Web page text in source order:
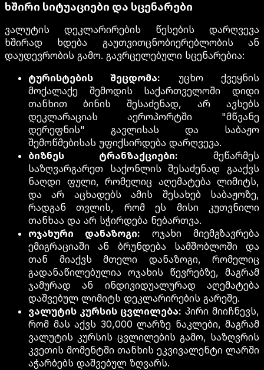
ხშირი სიტუაციები და სცენარები
ვალუტის დეკლარირების წესების დარღვევა
ხშირად ხდება გაუთვითცნობიერებლობის ან
დაუდევრობის გამო. გავრცელებული სცენარებია:
ტურისტების შეცდომა: უცხო ქვეყნის
მოქალაქე შემოდის საქართველოში დიდი
თანხით ბინის შესაძენად, არ ავსებს
დეკლარაციას აეროპორტში "მწვანე
დერეფნის" გავლისას და საბაჟო
შემოწმებისას უფიქსირდება დარღვევა.
ბიზნეს ტრანზაქციები: მეწარმეს
საზღვარგარეთ საქონლის შესაძენად გააქვს
ნაღდი ფული, რომელიც აღემატება ლიმიტს,
და არ აცხადებს ამის შესახებ საბაჟოზე,
რადგან თვლის, რომ ეს მისი კუთვნილი
თანხაა და არ სჭირდება ნებართვა.
ოჯახური დანაზოგი: ოჯახი მიემგზავრება
ემიგრაციაში ან ბრუნდება სამშობლოში და
თან მიაქვს მთელი დანაზოგი, რომელიც
გადანაწილებულია ოჯახის წევრებზე, მაგრამ
ჯამურად ან ინდივიდუალურად აღემატება
დაშვებულ ლიმიტს დეკლარირების გარეშე.
ვალუტის კურსის ცვლილება: პირი მიიჩნევს,
რომ მას აქვს 30,000 ლარზე ნაკლები, მაგრამ
ვალუტის კურსის ცვლილების გამო, საზღვრის
კვეთის მომენტში თანხის ეკვივალენტი ლარში
აჭარბებს დაშვებულ ზღვარს.